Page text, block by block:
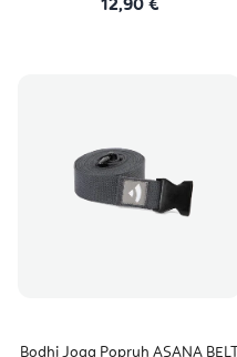
12,90 €
Bodhi Joga Popruh ASANA BELT